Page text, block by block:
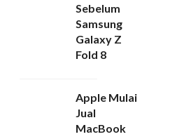
Sebelum
Samsung
Galaxy Z
Fold 8
Apple Mulai
Jual
MacBook